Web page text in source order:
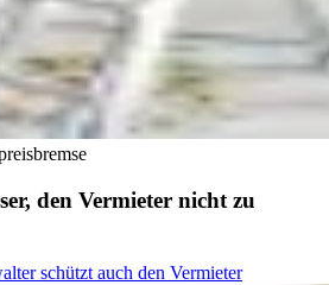
den Vermieter nicht zu
schützt auch den Vermieter